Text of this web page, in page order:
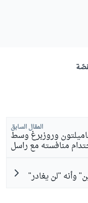
المقال السابق
وروزبرغ وسط
منافسته مع راسل
وأنه "لن يغادر"